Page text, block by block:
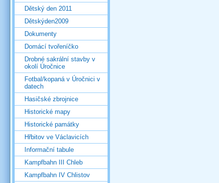
Dětský den 2011
Dětskýden2009
Dokumenty
Domácí tvořeníčko
Drobné sakrální stavby v
okolí Úročnice
Fotbal/kopaná v Úročnici v
datech
Hasičské zbrojnice
Historické mapy
Historické památky
Hřbitov ve Václavicích
Informační tabule
Kampfbahn III Chleb
Kampfbahn IV Chlistov